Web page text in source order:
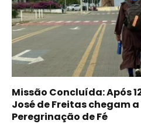
Missão Concluída: Após
José de Freitas chegam
Peregrinação de Fé